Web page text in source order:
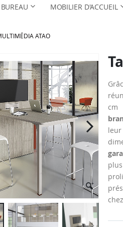
MOBILIER D'ACCUEIL
ATAO
chez